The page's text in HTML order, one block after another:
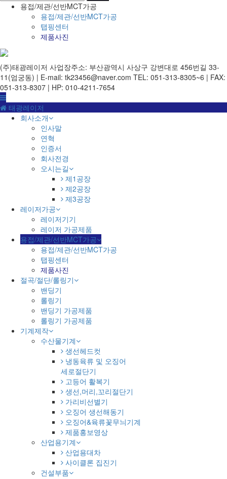
용접/제관/선반MCT가공
용접/제관/선반MCT가공
탭핑센터
제품사진
(주)태광레이저 사업장주소: 부산광역시 사상구 강변대로 456번길 33-
11(엄궁동) | E-mail: tk23456@naver.com TEL: 051-313-8305~6 | FAX:
051-313-8307 | HP: 010-4211-7654
태광레이저
회사소개
인사말
연혁
인증서
회사전경
오시는길
제1공장
제2공장
제3공장
레이저가공
레이저기기
레이저 가공제품
용접/제관/선반MCT가공
용접/제관/선반MCT가공
탭핑센터
제품사진
절곡/절단/롤링기
밴딩기
롤링기
밴딩기 가공제품
롤링기 가공제품
기계제작
수산물기계
생선헤드컷
냉동육류 및 오징어
세로절단기
고등어 활복기
생선,머리,꼬리절단기
가리비선별기
오징어 생선해동기
오징어&육류꽃무늬기계
제품홍보영상
산업용기계
산업용대차
사이클론 집진기
건설부품